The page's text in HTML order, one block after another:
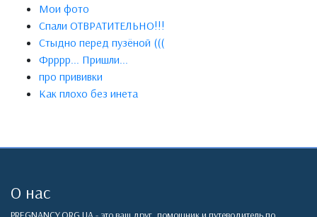
Мои фото
Спали ОТВРАТИТЕЛЬНО!!!
Стыдно перед пузёной (((
Фрррр... Пришли...
про прививки
Как плохо без инета
О нас